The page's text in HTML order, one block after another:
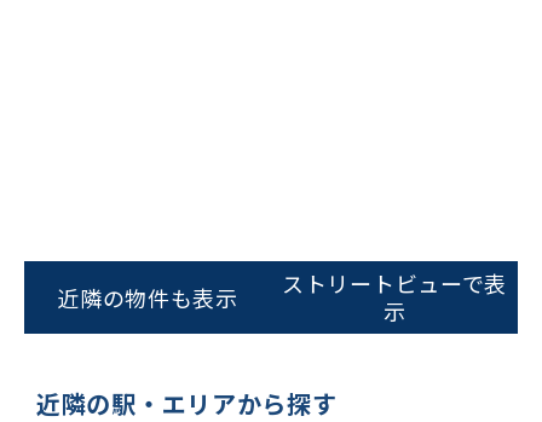
をお伝えいただくと
スムーズにご案内できます
平日 9:00〜18:00
近隣の物件も表示
ストリートビューで表
示
近隣の駅・エリアから探す